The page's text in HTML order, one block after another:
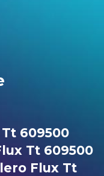
609500
Tt 609500
Flux Tt